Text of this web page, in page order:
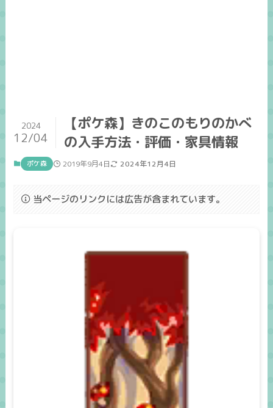
【ポケ森】きのこのもりのかべ
の入手方法・評価・家具情報
2024
12/04
ポケ森 2019年9月4日 2024年12月4日
当ページのリンクには広告が含まれています。